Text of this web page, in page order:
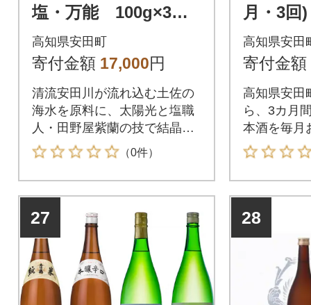
塩・万能 100g×3袋
セット
高知県安田町
寄付金額 17,000円
清流安田川が流れ込む土佐の
海水を原料に、太陽光と塩職
人・田野屋紫蘭の技で結晶化
させた「完全天日塩」万能10
0グラムを3袋セットにしてお
届けします。
（0件）
月・3回)
高知県安田
寄付金額
高知県安田
ら、3カ月
本酒を毎月
す。
27 28